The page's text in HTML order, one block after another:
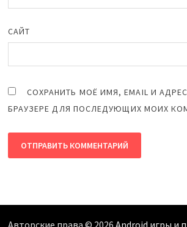
САЙТ
СОХРАНИТЬ МОЁ ИМЯ, EMAIL И
БРАУЗЕРЕ ДЛЯ ПОСЛЕДУЮЩИХ МОИХ